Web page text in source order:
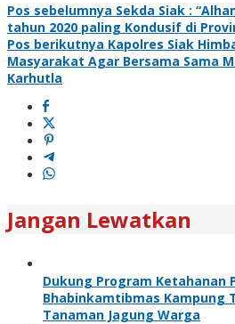
Pos sebelumnya Sekda Siak :
tahun 2020 paling Kondusif di
Pos berikutnya Kapolres Siak
Masyarakat Agar Bersama Sama
Karhutla
Jangan Lewatkan
Dukung Program Ketahanan
Bhabinkamtibmas Kampung
Tanaman Jagung Warga